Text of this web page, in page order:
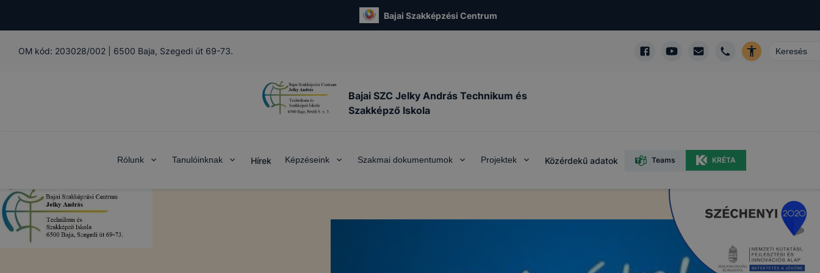
Bajai Szakképzési Centrum
OM kód: 203028/002 6500 Baja, Szegedi út 69-73.
Bajai SZC Jelky András Technikum és
Szakképző Iskola
Rólunk Tanulóinknak Hírek Képzéseink Szakmai dokumentumok Projektek Közérdekű adatok Teams KRÉTA